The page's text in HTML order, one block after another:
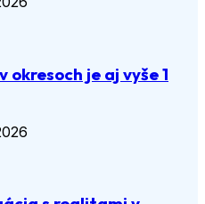
okresoch je aj vyše 1